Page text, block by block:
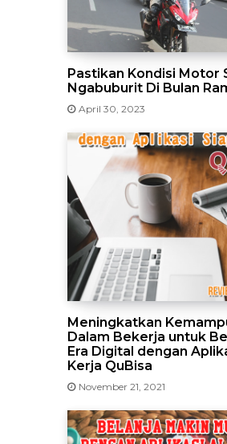
Pastikan Kondisi Motor
Ngabuburit Di Bulan
April 30, 2023
Meningkatkan
Dalam Bekerja untuk
Era Digital dengan
Kerja QuBisa
November 21, 2021